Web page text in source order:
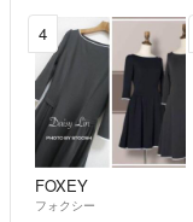
4
FOXEY
フォクシー